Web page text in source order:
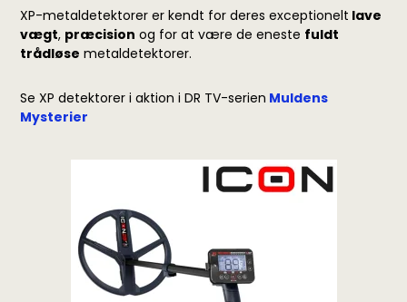
XP-metaldetektorer er kendt for deres exceptionelt lave
vægt, præcision og for at være de eneste fuldt
trådløse metaldetektorer.
Se XP detektorer i aktion i DR TV-serien Muldens
Mysterier